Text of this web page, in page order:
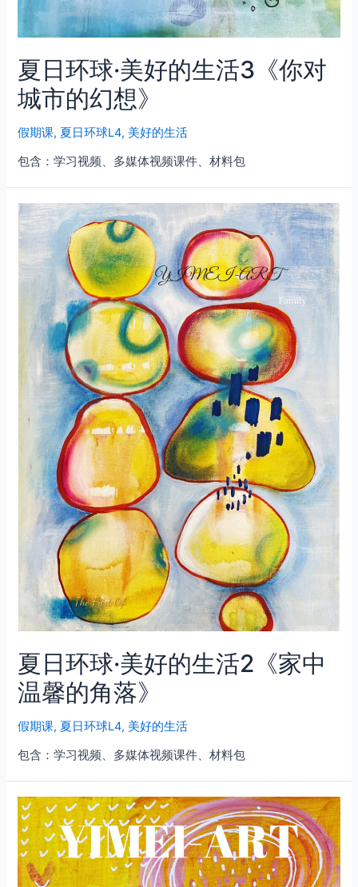
夏日环球·美好的生活3《你对
城市的幻想》
假期课, 夏日环球L4, 美好的生活
包含：学习视频、多媒体视频课件、材料包
夏日环球·美好的生活2《家中
温馨的角落》
假期课, 夏日环球L4, 美好的生活
包含：学习视频、多媒体视频课件、材料包